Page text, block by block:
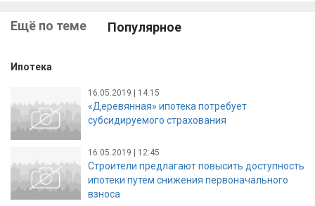
Ещё по теме Популярное
Ипотека
16.05.2019 | 14:15
«Деревянная» ипотека потребует
субсидируемого страхования
16.05.2019 | 12:45
Строители предлагают повысить доступность
ипотеки путем снижения первоначального
взноса